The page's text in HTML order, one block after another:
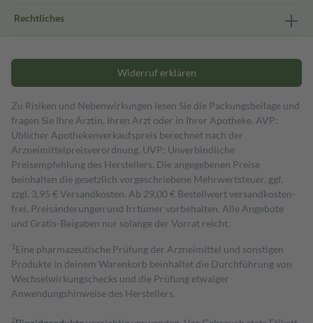
Rechtliches
Widerruf erklären
Zu Risiken und Nebenwirkungen lesen Sie die Packungsbeilage und
fragen Sie Ihre Ärztin, Ihren Arzt oder in Ihrer Apotheke. AVP:
Üblicher Apothekenverkaufspreis berechnet nach der
Arzneimittelpreisverordnung. UVP: Unverbindliche
Preisempfehlung des Herstellers. Die angegebenen Preise
beinhalten die gesetzlich vorgeschriebene Mehrwertsteuer, ggf.
zzgl. 3,95 € Versandkosten. Ab 29,00 € Bestell­wert versand­kosten­
frei. Preisänderungen und Irrtümer vorbehalten. Alle Angebote
und Gratis-Beigaben nur solange der Vorrat reicht.
1 Eine pharmazeutische Prüfung der Arzneimittel und sonstigen
Produkte in deinem Warenkorb beinhaltet die Durchführung von
Wechselwirkungschecks und die Prüfung etwaiger
Anwendungshinweise des Herstellers.
2